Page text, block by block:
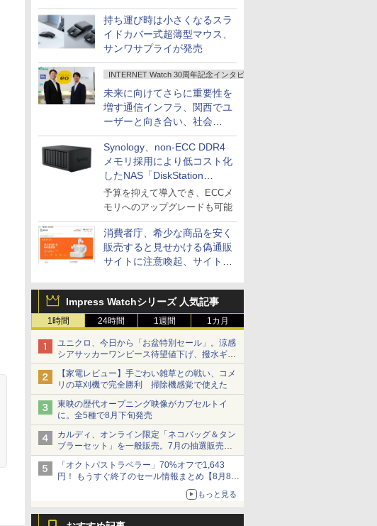
持ち運び時は小さくなるスラ
イドカバー式超薄型マウス、
サンワサプライが発売
INTERNET Watch 30周年記念インタビュー
未来に向けてさらに重要性を
増す通信インフラ、関西でユ
ーザーと向き合い、社会
の“あたらしい”を起動し続け
る～オプテージ
Synology、non-ECC DDR4
メモリ採用により低コスト化
したNAS「DiskStation
neo+」シリーズ
予算を抑えて導入でき、ECCメ
モリへのアップグレードも可能
消費者庁、希少な商品を安く
販売すると見せかける偽通販
サイトに注意喚起、サイト名
Impress Watchシリーズ 人気記事
1時間 24時間 1週間 1カ月
ユニクロ、今日から「お盆特別セール」。涼感
シアサッカーワンピース待望値下げ、撥水ギア
ショーツは1990円に
【家電レビュー】手ごわい雑草との戦い、コメ
リの草刈機で完全勝利 掃除機感覚で使えた
東映の歴代オープニング映像がカプセルトイ
に。全5種で8月下旬発売
カルディ、オンライン限定「ネコバッグ＆タン
ブラーセット」を一般販売。7月の抽選販売の
当選無効分
「オクトパストラベラー」70%オフで1,643
円！ もうすぐ終了のセール情報まとめ【8月8日
ニンテンドーeショップでは「大神 絶景版」が
もっと見る